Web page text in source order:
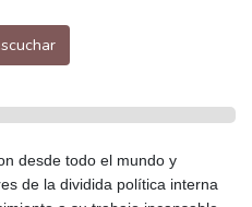
desde todo el mundo y
de la dividida política interna